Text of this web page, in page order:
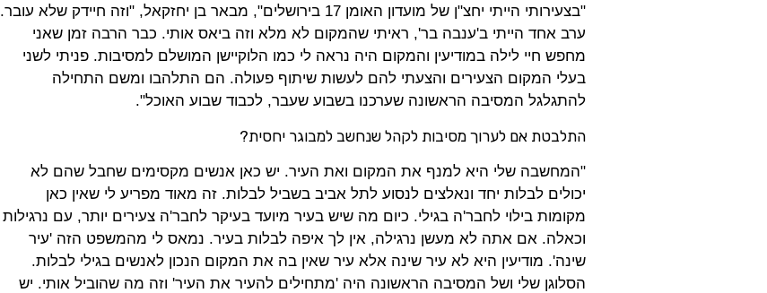
"בצעירותי הייתי יחצ"ן של מועדון האומן 17 בירושלים", מבאר בן יחזקאל, "וזה חיידק שלא עובר.
ערב אחד הייתי ב'ענבה בר', ראיתי שהמקום לא מלא וזה ביאס אותי. כבר הרבה זמן שאני
מחפש חיי לילה במודיעין והמקום היה נראה לי כמו הלוקיישן המושלם למסיבות. פניתי לשני
בעלי המקום הצעירים והצעתי להם לעשות שיתוף פעולה. הם התלהבו ומשם התחילה
להתגלגל המסיבה הראשונה שערכנו בשבוע שעבר, לכבוד שבוע האוכל".
התלבטת אם לערוך מסיבות לקהל שנחשב למבוגר יחסית?
"המחשבה שלי היא למנף את המקום ואת העיר. יש כאן אנשים מקסימים שחבל שהם לא
יכולים לבלות יחד ונאלצים לנסוע לתל אביב בשביל לבלות. זה מאוד מפריע לי שאין כאן
מקומות בילוי לחבר'ה בגילי. כיום מה שיש בעיר מיועד בעיקר לחבר'ה צעירים יותר, עם נרגילות
וכאלה. אם אתה לא מעשן נרגילה, אין לך איפה לבלות בעיר. נמאס לי מהמשפט הזה 'עיר
שינה'. מודיעין היא לא עיר שינה אלא עיר שאין בה את המקום הנכון לאנשים בגילי לבלות.
הסלוגן שלי ושל המסיבה הראשונה היה 'מתחילים להעיר את העיר' וזה מה שהוביל אותי. יש